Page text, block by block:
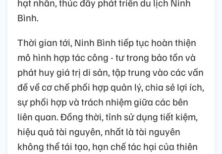
Bình.
Thời gian tới, Ninh Bình tiếp tục hoàn thiện
mô hình hợp tác công - tư trong bảo tồn và
phát huy giá trị di sản, tập trung vào các vấn
đề về cơ chế phối hợp quản lý, chia sẻ lợi ích,
sự phối hợp và trách nhiệm giữa các bên
liên quan. Đồng thời, tỉnh sử dụng tiết kiệm,
hiệu quả tài nguyên, nhất là tài nguyên
không thể tái tạo, hạn chế tác hại của thiên